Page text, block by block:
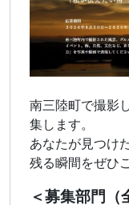
南三陸町で撮影
集します。
あなたが見つけ
残る瞬間をぜひ
＜募集部門（